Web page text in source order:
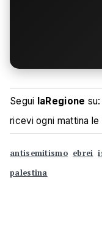
Segui laRegione
ricevi ogni mattina
antisemitismo ebrei
palestina